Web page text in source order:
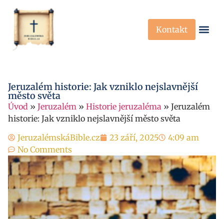
Kontakt
Jeruzalém historie: Jak vzniklo nejslavnější
město světa
Úvod » Jeruzalém » Historie jeruzaléma » Jeruzalém
historie: Jak vzniklo nejslavnější město světa
JeruzalémskáBible.cz
23 září, 2025
4:09 am
No Comments